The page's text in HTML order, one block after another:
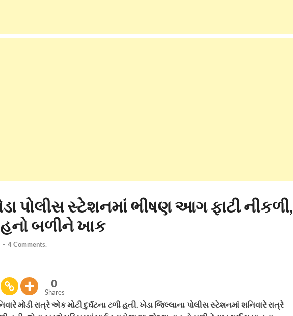
પોલીસ સ્ટેશનમાં ભીષણ આગ ફાટી નીકળી,
બળીને ખાક
- 4 Comments.
0
Shares
મોડી રાત્રે એક મોટી દુર્ઘટના ટળી હતી. ખેડા જિલ્લાના પોલીસ સ્ટેશનમાં શનિવારે રાત્રે